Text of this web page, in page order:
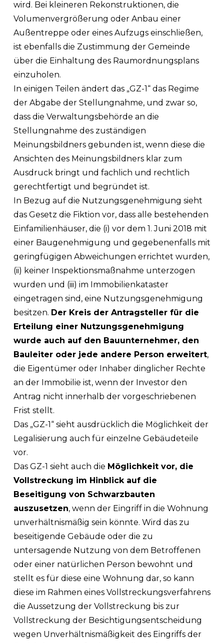
wird. Bei kleineren Rekonstruktionen, die
Volumenvergrößerung oder Anbau einer
Außentreppe oder eines Aufzugs einschließen,
ist ebenfalls die Zustimmung der Gemeinde
über die Einhaltung des Raumordnungsplans
einzuholen.
In einigen Teilen ändert das „GZ-1“ das Regime
der Abgabe der Stellungnahme, und zwar so,
dass die Verwaltungsbehörde an die
Stellungnahme des zuständigen
Meinungsbildners gebunden ist, wenn diese die
Ansichten des Meinungsbildners klar zum
Ausdruck bringt und fachlich und rechtlich
gerechtfertigt und begründet ist.
In Bezug auf die Nutzungsgenehmigung sieht
das Gesetz die Fiktion vor, dass alle bestehenden
Einfamilienhäuser, die (i) vor dem 1. Juni 2018 mit
einer Baugenehmigung und gegebenenfalls mit
geringfügigen Abweichungen errichtet wurden,
(ii) keiner Inspektionsmaßnahme unterzogen
wurden und (iii) im Immobilienkataster
eingetragen sind, eine Nutzungsgenehmigung
besitzen. Der Kreis der Antragsteller für die
Erteilung einer Nutzungsgenehmigung
wurde auch auf den Bauunternehmer, den
Bauleiter oder jede andere Person erweitert,
die Eigentümer oder Inhaber dinglicher Rechte
an der Immobilie ist, wenn der Investor den
Antrag nicht innerhalb der vorgeschriebenen
Frist stellt.
Das „GZ-1“ sieht ausdrücklich die Möglichkeit der
Legalisierung auch für einzelne Gebäudeteile
vor.
Das GZ-1 sieht auch die Möglichkeit vor, die
Vollstreckung im Hinblick auf die
Beseitigung von Schwarzbauten
auszusetzen, wenn der Eingriff in die Wohnung
unverhältnismäßig sein könnte. Wird das zu
beseitigende Gebäude oder die zu
untersagende Nutzung von dem Betroffenen
oder einer natürlichen Person bewohnt und
stellt es für diese eine Wohnung dar, so kann
diese im Rahmen eines Vollstreckungsverfahrens
die Aussetzung der Vollstreckung bis zur
Vollstreckung der Besichtigungsentscheidung
wegen Unverhältnismäßigkeit des Eingriffs der